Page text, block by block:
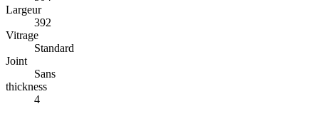
Largeur
392
Vitrage
Standard
Joint
Sans
thickness
4